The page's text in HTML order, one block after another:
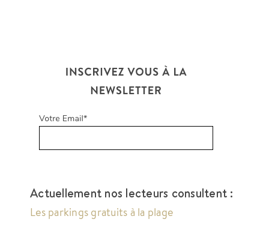
Actuellement nos lecteurs consultent :
Les parkings gratuits à la plage